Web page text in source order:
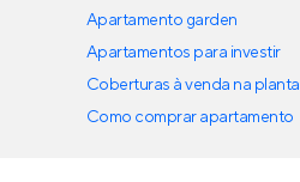
Apartamento garden
Apartamentos para investir
Coberturas à venda na planta
Como comprar apartamento